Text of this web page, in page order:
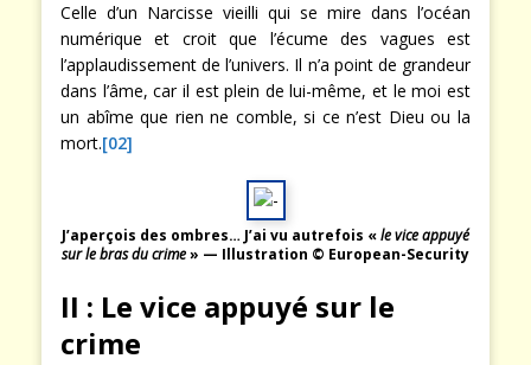
Celle d’un Narcisse vieilli qui se mire dans l’océan
numérique et croit que l’écume des vagues est
l’applaudissement de l’univers. Il n’a point de grandeur
dans l’âme, car il est plein de lui-même, et le moi est
un abîme que rien ne comble, si ce n’est Dieu ou la
mort.[02]
J’aperçois des ombres… J’ai vu autrefois «le vice appuyé
sur le bras du crime» — Illustration © European-Security
II : Le vice appuyé sur le
crime